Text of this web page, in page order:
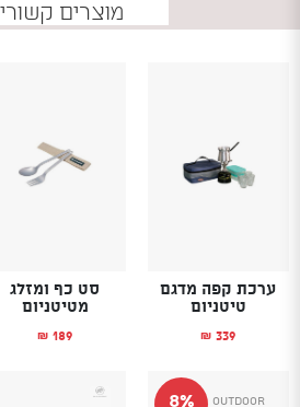
מוצרים
ערכת קפה מדגם
טיטניום
₪ 339
סט כף ומזלג
מטיטניום
₪ 189
8% Outdoor